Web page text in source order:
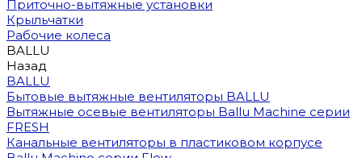
Приточно-вытяжные установки
Крыльчатки
Рабочие колеса
BALLU
Назад
BALLU
Бытовые вытяжные вентиляторы BALLU
Вытяжные осевые вентиляторы Ballu Machine серии
FRESH
Канальные вентиляторы в пластиковом корпусе